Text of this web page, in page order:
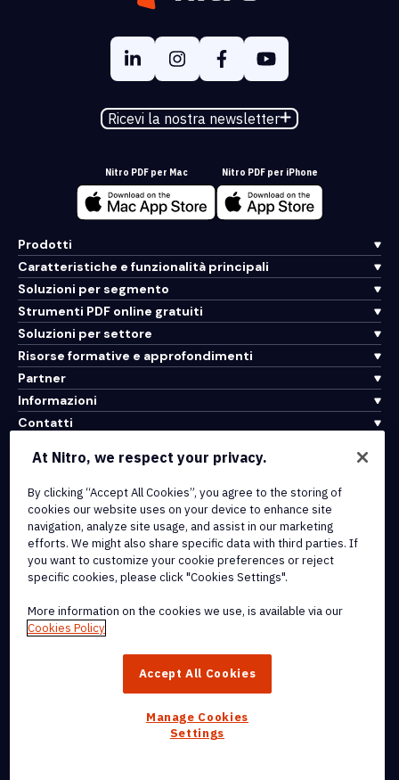
Ricevi la nostra newsletter
Nitro PDF per Mac Nitro PDF per iPhone
Prodotti
Caratteristiche e funzionalità principali
Soluzioni per segmento
Strumenti PDF online gratuiti
Soluzioni per settore
Risorse formative e approfondimenti
Partner
Informazioni
Contatti
Integrazioni e connettività API
Termini di servizio
Politica sui cookie
Politica sul copyright
Tutti i termini e le politiche
© 2026 Nitro Software, Inc. Tutti i diritti riservati.
Sign e Nitro Analytics sono marchi e/o marchi registrati di Nitro
At Nitro, we respect your privacy.
By clicking “Accept All Cookies”, you agree to the storing of
cookies our website uses on your device to enhance site
navigation, analyze site usage, and assist in our marketing
efforts. We might also share specific data with third parties. If
you want to customize your cookie preferences or reject
specific cookies, please click "Cookies Settings".
More information on the cookies we use, is available via our
Cookies Policy
Accept All Cookies
Manage Cookies
Settings